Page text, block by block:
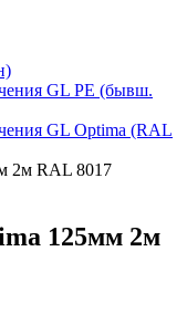
GL PE (бывш.
GL Optima (RAL
2м RAL 8017
125мм 2м